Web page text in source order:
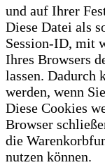
und auf Ihrer
Diese Datei als
Session-ID, mit
Ihres Browsers
lassen. Dadurch
werden, wenn
Diese Cookies
Browser
die
nutzen können.